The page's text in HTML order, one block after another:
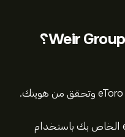
قم بإيداع الأموال في حساب eToro الخاص بك باستخدام